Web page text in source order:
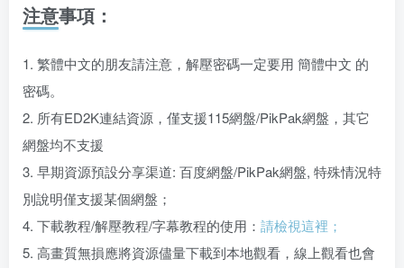
注意事項：
1. 繁體中文的朋友請注意，解壓密碼一定要用 簡體中文 的
密碼。
2. 所有ED2K連結資源，僅支援115網盤/PikPak網盤，其它
網盤均不支援
3. 早期資源預設分享渠道: 百度網盤/PikPak網盤, 特殊情況特
別說明僅支援某個網盤；
4. 下載教程/解壓教程/字幕教程的使用： 請檢視這裡；
5. 高畫質無損應將資源儘量下載到本地觀看，線上觀看也會